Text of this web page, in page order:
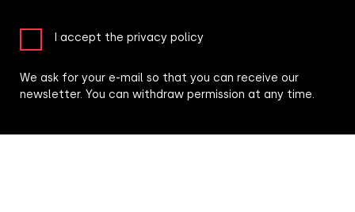
I accept the privacy policy
We ask for your e-mail so that you can receive our
newsletter. You can withdraw permission at any time.